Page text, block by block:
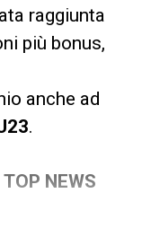
raggiunta
più bonus,
anche ad
.
NEWS